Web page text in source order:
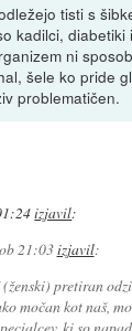
tisti s
kadilci,
ni
šele ko pride
problematičen.
izjavil:
21:03izjavil:
pretiran
močan kot naš,